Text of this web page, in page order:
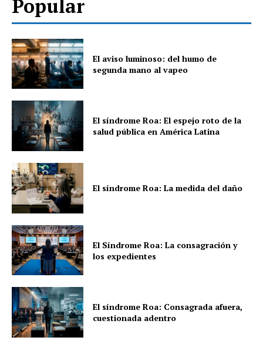
Popular
El aviso luminoso: del humo de
segunda mano al vapeo
El síndrome Roa: El espejo roto de la
salud pública en América Latina
El síndrome Roa: La medida del daño
El Síndrome Roa: La consagración y
los expedientes
El síndrome Roa: Consagrada afuera,
cuestionada adentro